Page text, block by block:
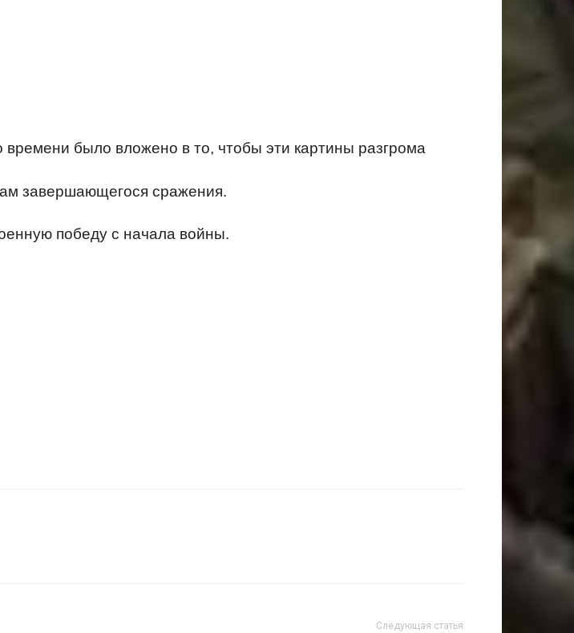
времени было вложено в то, чтобы эти картины разгрома
завершающегося сражения.
победу с начала войны.
Следующая статья